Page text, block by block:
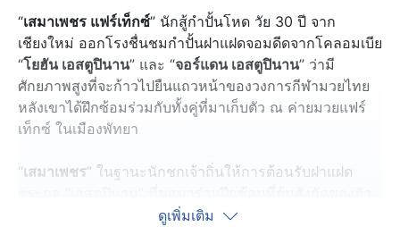
“เสมาเพชร แฟร์เท็กซ์” นักสู้กำปั้นโหด วัย 30 ปี จาก
เชียงใหม่ ออกโรงชื่นชมกำปั้นฝาแฝดจอมดีดจากโคลอมเบีย
“โยฮัน เอสตูปินาน” และ “จอร์แดน เอสตูปินาน” ว่ามี
ศักยภาพสูงที่จะก้าวไปยืนแถวหน้าของวงการกีฬามวยไทย
หลังเขาได้ฝึกซ้อมร่วมกับทั้งคู่ที่มาเก็บตัว ณ ค่ายมวยแฟร์
เท็กซ์ ในเมืองพัทยา
“เสมาเพชร” ในฐานะนักชกเจ้าถิ่นให้การต้อนรับฝาแฝด
เองอย่างอบอุ่น โดยได้ทำหน้าที่ให้คำแนะนำในการฝึกซ้อม
ดูเพิ่มเติม